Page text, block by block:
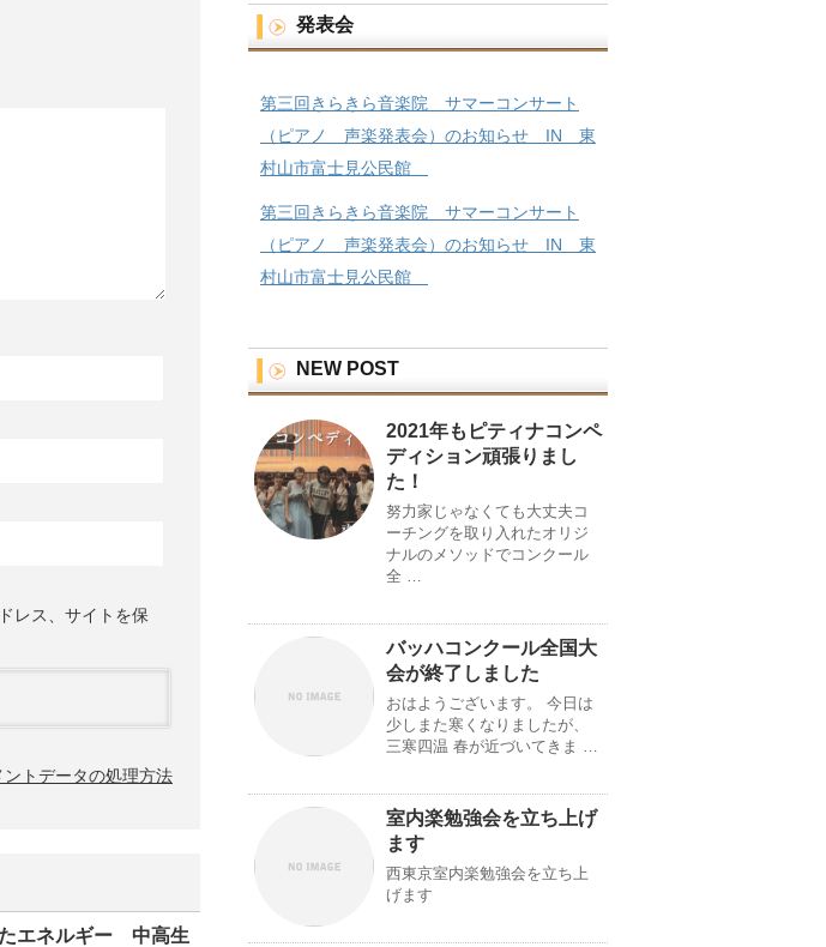
レス、サイトを保
ントデータの処理方法
エネルギー 中高生
発表会
第三回きらきら音楽院 サマーコンサート
（ピアノ 声楽発表会）のお知らせ IN 東
村山市富士見公民館
第三回きらきら音楽院 サマーコンサート
（ピアノ 声楽発表会）のお知らせ IN 東
村山市富士見公民館
NEW POST
2021年もピティナコンペ
ディション頑張りまし
た！
努力家じゃなくても大丈夫コ
ーチングを取り入れたオリジ
ナルのメソッドでコンクール
全 …
バッハコンクール全国大
会が終了しました
おはようございます。 今日は
少しまた寒くなりましたが、
三寒四温 春が近づいてきま …
室内楽勉強会を立ち上げ
ます
西東京室内楽勉強会を立ち上
げます